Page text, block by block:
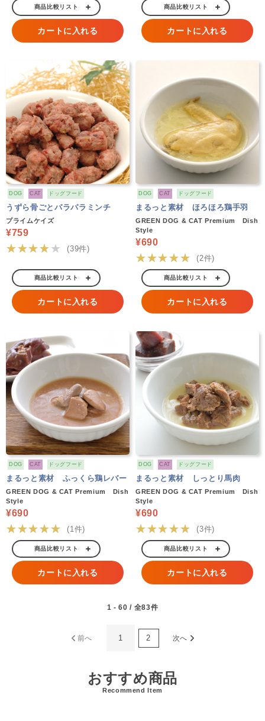
商品比較リスト
カートに入れる
商品比較リスト
カートに入れる
DOG CAT ドッグフード
うずら骨ごとパラパラミンチ
プライムケイズ
¥759
★★★★★ (39件)
商品比較リスト
カートに入れる
DOG CAT ドッグフード
まるっと素材 ほろほろ鶏手羽
GREEN DOG & CAT Premium Dish
Style
¥690
★★★★★ (2件)
商品比較リスト
カートに入れる
DOG CAT ドッグフード
まるっと素材 ふっくら鶏レバー
GREEN DOG & CAT Premium Dish
Style
¥690
★★★★★ (1件)
商品比較リスト
カートに入れる
DOG CAT ドッグフード
まるっと素材 しっとり馬肉
GREEN DOG & CAT Premium Dish
Style
¥690
★★★★★ (3件)
商品比較リスト
カートに入れる
1 - 60 / 全83件
前へ 1 2 次へ
おすすめ商品
Recommend Item